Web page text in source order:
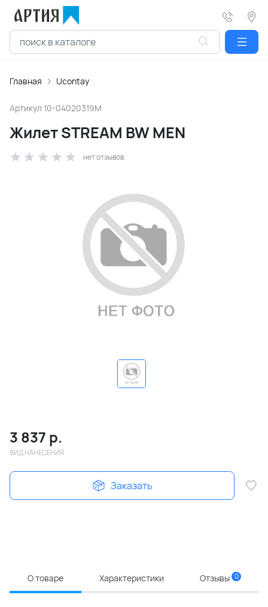
Главная Ucontay
Артикул 10-04020319M
Жилет STREAM BW MEN
нет отзывов
3 837 р.
ВИД НАНЕСЕНИЯ
Заказать
О товаре Характеристики Отзывы 0